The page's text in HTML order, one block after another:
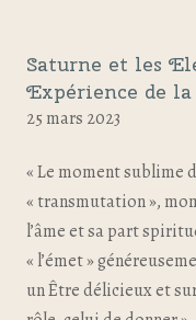
Saturne et les
Expérience de
25 mars 2023
« Le moment sublime
« transmutation »,
l’âme et sa part
« l’émet »
un Être délicieux et